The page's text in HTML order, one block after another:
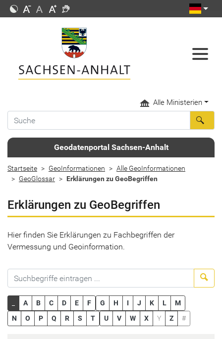
Alle Ministerien
Geodatenportal Sachsen-Anhalt
Startseite GeoInformationen
Alle GeoInformationen
GeoGlossar
Erklärungen zu GeoBegriffen
Erklärungen zu GeoBegriffen
Hier finden Sie Erklärungen zu Fachbegriffen der
Vermessung und Geoinformation.
A B C D E F G H I J K L
M
N
O P Q R S T U V W X Y Z #